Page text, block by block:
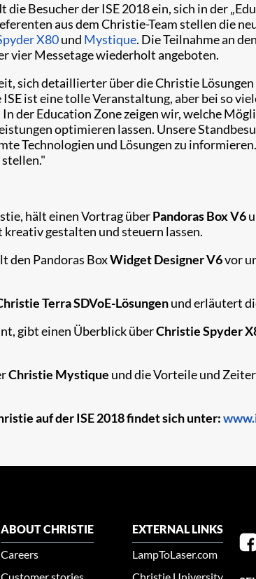
die Besucher der ISE 2018 ein, sich in der
aus dem Christie-Team stellen die
X80und Mystique. Die Teilnahme an
vier Messetage wiederholt angeboten.
sich detaillierter über die Christie
ist eine tolle Veranstaltung, aber bei so
der Education Zone zeigen wir, welche
optimieren lassen. Unsere
Technologien und Lösungen zu
hält einen Vortrag überPandoras Box V6
gestalten und steuern lassen.
den Pandoras BoxWidget Designer V6vor
Terra SDVoE-Lösungenund erläutert
gibt einen Überblick überChristie Spyder
Christie Mystique und die Vorteile und
auf derISE 2018findet sich unter:
ABOUT CHRISTIE
Careers
EXTERNAL LINKS
LampToLaser.com